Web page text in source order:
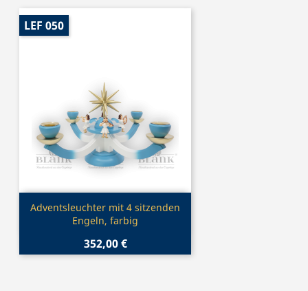
Vorschau
Adventsleuchter mit 4 sitzenden
Engeln, farbig
352,00 €
LEF 050